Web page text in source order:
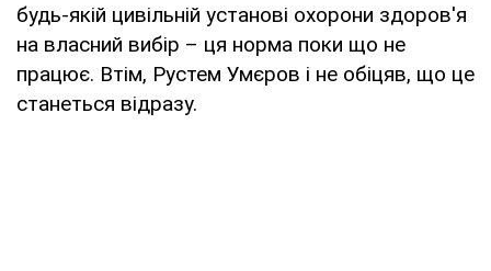
будь-якій цивільній установі охорони здоров'я
на власний вибір – ця норма поки що не
працює. Втім, Рустем Умєров і не обіцяв, що це
станеться відразу.